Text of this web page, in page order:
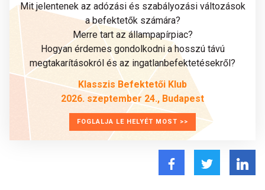
Mit jelentenek az adózási és szabályozási változások
a befektetők számára?
Merre tart az állampapírpiac?
Hogyan érdemes gondolkodni a hosszú távú
megtakarításokról és az ingatlanbefektetésekről?
Klasszis Befektetői Klub
2026. szeptember 24., Budapest
FOGLALJA LE HELYÉT MOST >>